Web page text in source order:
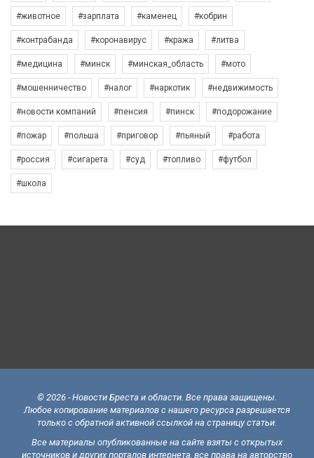
#животное #зарплата #каменец #кобрин
#контрабанда #коронавирус #кража #литва
#медицина #минск #минская_область #мото
#мошенничество #налог #наркотик #недвижимость
#новости компаний #пенсия #пинск #подорожание
#пожар #польша #приговор #пьяный #работа
#россия #сигарета #суд #топливо #футбол
#школа
© 2026 - Новости Бреста и области. Все права защищены.
Любое копирование материалов с нашего ресурса разрешается
только с обратной активной ссылкой на страницу статьи.
Все материалы опубликованные на сайте взяты с открытых
источников и других порталов интернета, все права на авторство